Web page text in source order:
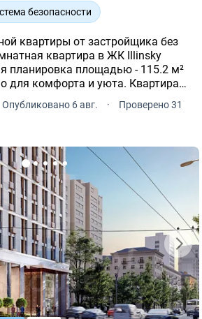
безопасности
квартиры от застройщика без
квартира в ЖК Illinsky
комфорта и уюта. Квартира
8-и этажного дома.
Опубликовано 6 авг. ·
Проверено 31